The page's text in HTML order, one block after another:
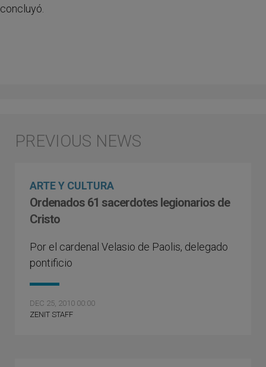
concluyó.
ARTE Y CULTURA
Ordenados 61 sacerdotes legionarios de
Cristo
Por el cardenal Velasio de Paolis, delegado
pontificio
DEC 25, 2010 00:00
ZENIT STAFF